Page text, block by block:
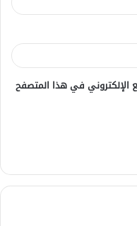
الإلكتروني في هذا المتصفح